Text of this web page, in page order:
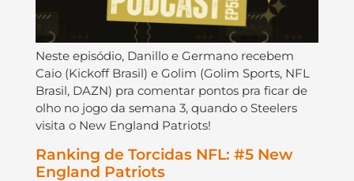
Neste episódio, Danillo e Germano recebem
Caio (Kickoff Brasil) e Golim (Golim Sports, NFL
Brasil, DAZN) pra comentar pontos pra ficar de
olho no jogo da semana 3, quando o Steelers
visita o New England Patriots!
Ranking de Torcidas NFL: #5 New
England Patriots